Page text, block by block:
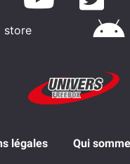
store
légales Qui